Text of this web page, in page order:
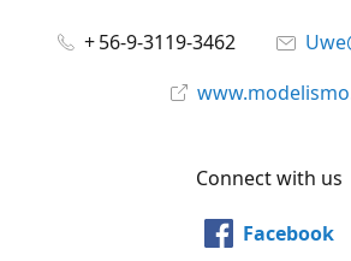
+ 56-9-3119-3462
Connect with us
Facebook